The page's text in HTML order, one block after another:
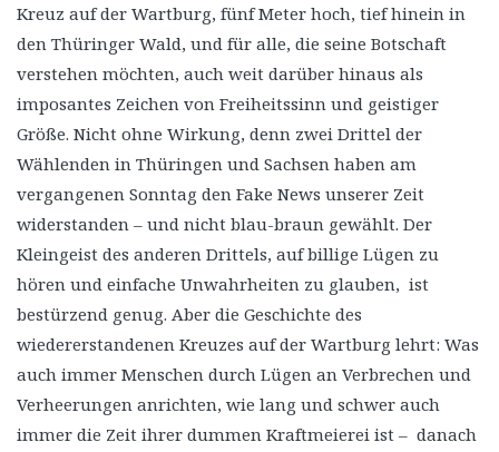
Kreuz auf der Wartburg, fünf Meter hoch, tief hinein in
den Thüringer Wald, und für alle, die seine Botschaft
verstehen möchten, auch weit darüber hinaus als
imposantes Zeichen von Freiheitssinn und geistiger
Größe. Nicht ohne Wirkung, denn zwei Drittel der
Wählenden in Thüringen und Sachsen haben am
vergangenen Sonntag den Fake News unserer Zeit
widerstanden – und nicht blau-braun gewählt. Der
Kleingeist des anderen Drittels, auf billige Lügen zu
hören und einfache Unwahrheiten zu glauben, ist
bestürzend genug. Aber die Geschichte des
wiedererstandenen Kreuzes auf der Wartburg lehrt: Was
auch immer Menschen durch Lügen an Verbrechen und
Verheerungen anrichten, wie lang und schwer auch
immer die Zeit ihrer dummen Kraftmeierei ist – danach